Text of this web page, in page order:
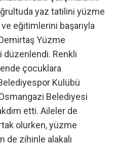
yaz tatilini yüzme
eğitimlerini başarıyla
Yüzme
düzenlendi. Renkli
çocuklara
Kulübü
Belediyesi
etti. Aileler de
olurken, yüzme
de zihinle alakalı